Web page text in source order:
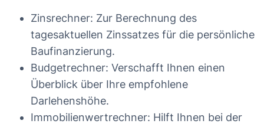
Zinsrechner: Zur Berechnung des
tagesaktuellen Zinssatzes für die persönliche
Baufinanzierung.
Budgetrechner: Verschafft Ihnen einen
Überblick über Ihre empfohlene
Darlehenshöhe.
Immobilienwertrechner: Hilft Ihnen bei der